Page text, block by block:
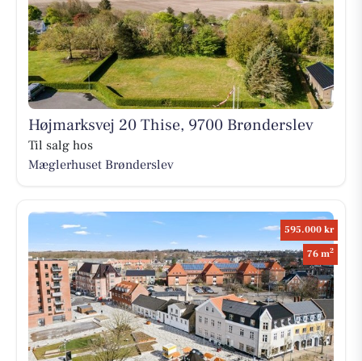
Højmarksvej 20 Thise, 9700 Brønderslev
Til salg hos
Mæglerhuset Brønderslev
595.000 kr
76 m2